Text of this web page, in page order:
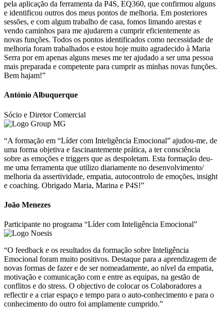
pela aplicação da ferramenta da P4S, EQ360, que confirmou alguns
e identificou outros dos meus pontos de melhoria. Em posteriores
sessões, e com algum trabalho de casa, fomos limando arestas e
vendo caminhos para me ajudarem a cumprir eficientemente as
novas funções. Todos os pontos identificados como necessidade de
melhoria foram trabalhados e estou hoje muito agradecido à Maria
Serra por em apenas alguns meses me ter ajudado a ser uma pessoa
mais preparada e competente para cumprir as minhas novas funções.
Bem hajam!”
António Albuquerque
Sócio e Diretor Comercial
“A formação em “Líder com Inteligência Emocional” ajudou-me, de
uma forma objetiva e fascinantemente prática, a ter consciência
sobre as emoções e triggers que as despoletam. Esta formação deu-
me uma ferramenta que utilizo diariamente no desenvolvimento/
melhoria da assertividade, empatia, autocontrolo de emoções, insight
e coaching. Obrigado Maria, Marina e P4S!”
João Menezes
Participante no programa “Líder com Inteligência Emocional”
“O feedback e os resultados da formação sobre Inteligência
Emocional foram muito positivos. Destaque para a aprendizagem de
novas formas de fazer e de ser nomeadamente, ao nível da empatia,
motivação e comunicação com e entre as equipas, na gestão de
conflitos e do stress. O objectivo de colocar os Colaboradores a
reflectir e a criar espaço e tempo para o auto-conhecimento e para o
conhecimento do outro foi amplamente cumprido.”